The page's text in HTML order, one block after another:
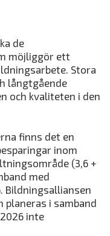
de
möjliggör ett
Stora
långtgående
och kvaliteten i den
finns det en
inom
(3,6 +
med
Bildningsalliansen
planeras i samband
inte